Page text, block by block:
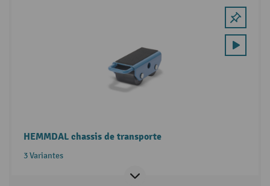
HEMMDAL chassis de transporte
3 Variantes